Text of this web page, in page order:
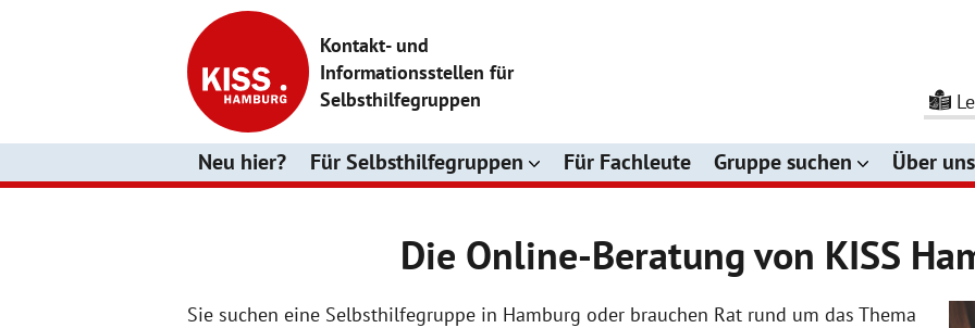
Kontakt- und
Informationsstellen für
Selbsthilfegruppen
Neu hier? Für Selbsthilfegruppen Für Fachleute Gruppe suchen Über uns
Die Online-Beratung von KISS
Sie suchen eine Selbsthilfegruppe in Hamburg oder brauchen Rat rund um das Thema